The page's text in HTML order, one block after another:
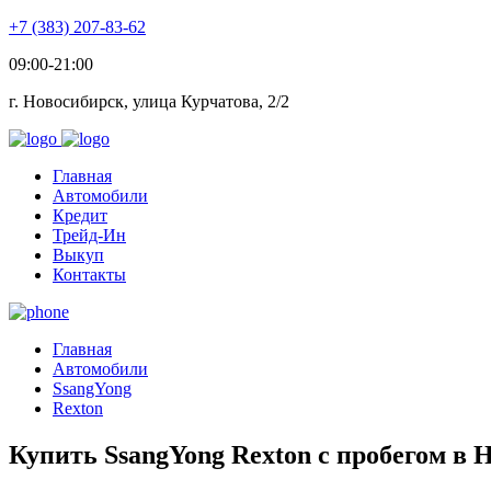
+7 (383) 207-83-62
09:00-21:00
г. Новосибирск, улица Курчатова, 2/2
Главная
Автомобили
Кредит
Трейд-Ин
Выкуп
Контакты
Главная
Автомобили
SsangYong
Rexton
Купить SsangYong Rexton с пробегом в